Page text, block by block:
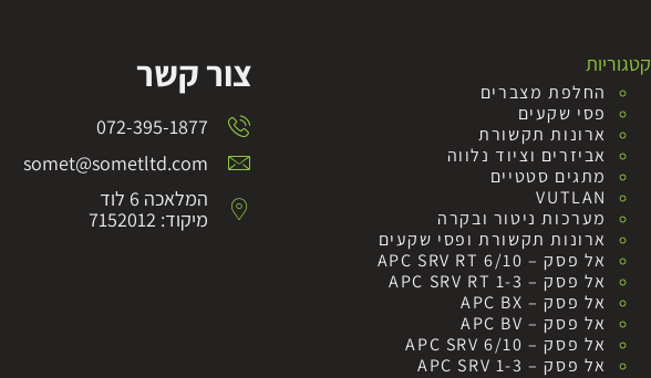
קטגוריות
החלפת מצברים
פסי שקעים
ארונות תקשורת
אביזרים וציוד נלווה
מתגים סטטיים
VUTLAN
מערכות ניטור ובקרה
ארונות תקשורת ופסי שקעים
אל פסק – APC SRV RT 6/10
אל פסק – APC SRV RT 1-3
אל פסק – APC BX
אל פסק – APC BV
אל פסק – APC SRV 6/10
אל פסק – APC SRV 1-3
צור קשר
072-395-1877
somet@sometltd.com
המלאכה 6 לוד
מיקוד: 7152012